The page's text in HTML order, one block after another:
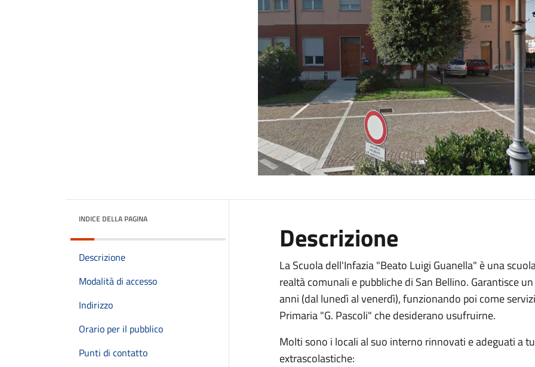
INDICE DELLA PAGINA
Descrizione
Modalità di accesso
Indirizzo
Orario per il pubblico
Punti di contatto
Descrizione
La Scuola dell'Infazia "Beato Luigi Guanella" è una
realtà comunali e pubbliche di San Bellino. Garantisce
anni (dal lunedì al venerdì), funzionando poi come
Primaria "G. Pascoli" che desiderano usufruirne.
Molti sono i locali al suo interno rinnovati e adeguati a
extrascolastiche: